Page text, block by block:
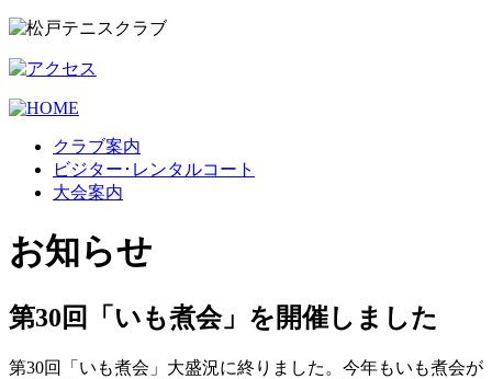
クラブ案内
ビジター･レンタルコート
大会案内
お知らせ
第30回「いも煮会」を開催しました
第30回「いも煮会」大盛況に終りました。今年もいも煮会が